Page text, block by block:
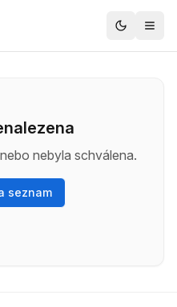
nebyla schválena.
seznam